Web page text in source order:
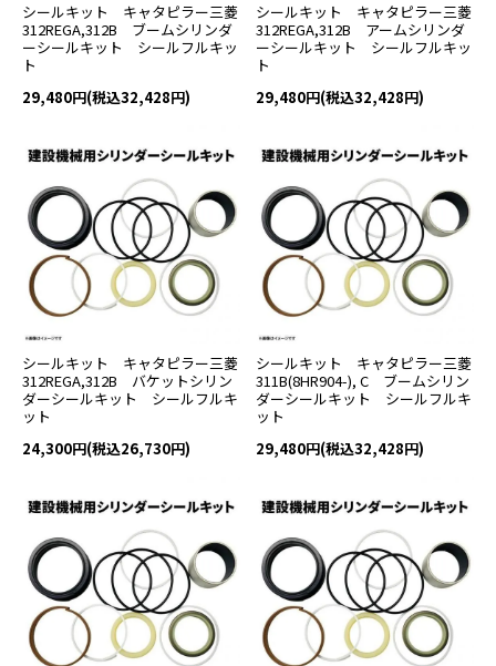
シールキット キャタピラー三菱
312REGA,312B ブームシリンダ
ーシールキット シールフルキッ
ト
29,480円(税込32,428円)
シールキット キャタピラー三菱
312REGA,312B アームシリンダ
ーシールキット シールフルキッ
ト
29,480円(税込32,428円)
シールキット キャタピラー三菱
312REGA,312B バケットシリン
ダーシールキット シールフルキ
ット
24,300円(税込26,730円)
シールキット キャタピラー三菱
311B(8HR904-), C ブームシリン
ダーシールキット シールフルキ
ット
29,480円(税込32,428円)